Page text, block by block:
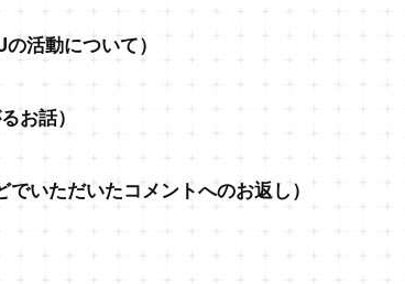
活動について）
お話）
いただいたコメントへのお返し）